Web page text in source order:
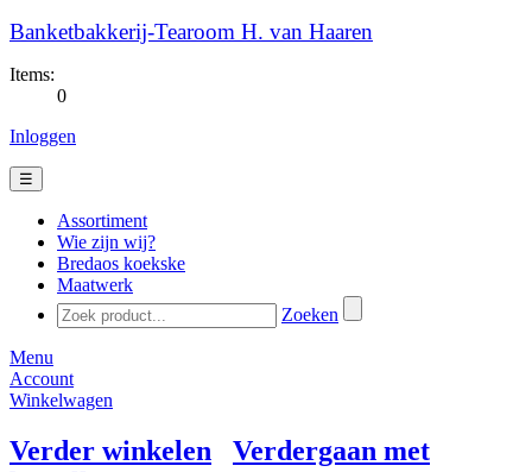
Banketbakkerij-Tearoom H. van Haaren
Items:
0
Inloggen
☰
Assortiment
Wie zijn wij?
Bredaos koekske
Maatwerk
Zoeken
Menu
Account
Winkelwagen
Verder winkelen
Verdergaan met